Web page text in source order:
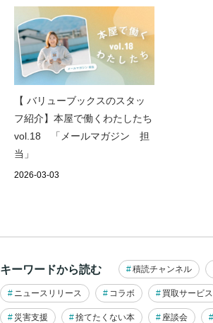
【 バリューブックスのスタッ
フ紹介】本屋で働くわたしたち
vol.18 「メールマガジン 担
当」
2026-03-03
キーワードから読む 積読チャンネル
ニュースリリース コラボ 買取サービス
災害支援 捨てたくない本 座談会